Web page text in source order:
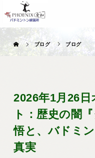
ブログ ブログ
2026年1月26
ト：歴史の闇
悟と、バドミ
真実